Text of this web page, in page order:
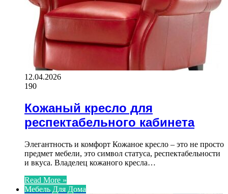
12.04.2026
190
Кожаный кресло для
респектабельного кабинета
Элегантность и комфорт Кожаное кресло – это не просто
предмет мебели, это символ статуса, респектабельности
и вкуса. Владелец кожаного кресла…
Read More »
Мебель Для Дома